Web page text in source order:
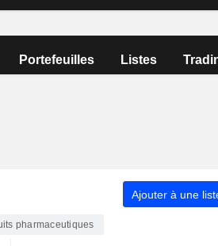
Portefeuilles Listes
Ajouter à une
pharmaceutiques